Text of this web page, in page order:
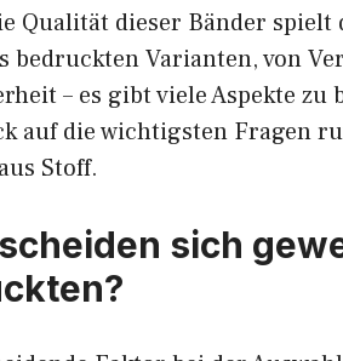
Qualität dieser Bänder spielt
bedruckten Varianten, von
– es gibt viele Aspekte
auf die wichtigsten Fragen
Stoff.
sich